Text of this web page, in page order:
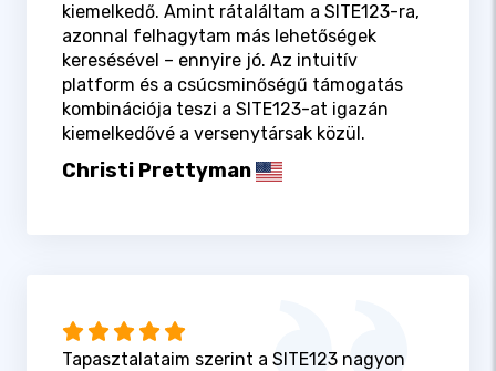
kiemelkedő. Amint rátaláltam a SITE123-ra,
azonnal felhagytam más lehetőségek
keresésével – ennyire jó. Az intuitív
platform és a csúcsminőségű támogatás
kombinációja teszi a SITE123-at igazán
kiemelkedővé a versenytársak közül.
Christi Prettyman
Tapasztalataim szerint a SITE123 nagyon